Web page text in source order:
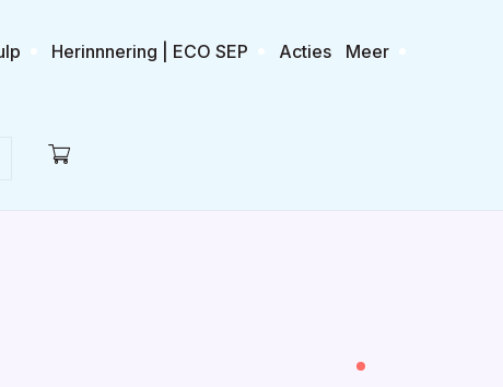
Herinnnering | ECO SEP Acties Meer